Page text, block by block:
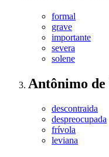
formal
grave
importante
severa
solene
Antônimo de
descontraida
despreocupada
frívola
leviana